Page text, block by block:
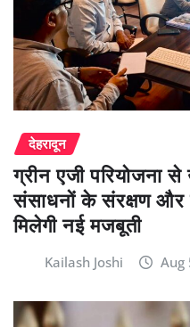
देहरादून
ग्रीन एजी परियोजना
संसाधनों के संरक्षण और
मिलेगी नई मजबूती
Kailash Joshi Aug